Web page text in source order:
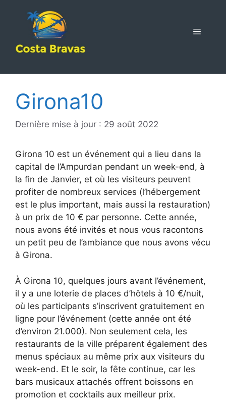
MENU
Girona10
Dernière mise à jour : 29 août 2022
Girona 10 est un événement qui a lieu dans la
capital de l’Ampurdan pendant un week-end, à
la fin de Janvier, et où les visiteurs peuvent
profiter de nombreux services (l’hébergement
est le plus important, mais aussi la restauration)
à un prix de 10 € par personne. Cette année,
nous avons été invités et nous vous racontons
un petit peu de l’ambiance que nous avons vécu
à Girona.
À Girona 10, quelques jours avant l’événement,
il y a une loterie de places d’hôtels à 10 €/nuit,
où les participants s’inscrivent gratuitement en
ligne pour l’événement (cette année ont été
d’environ 21.000). Non seulement cela, les
restaurants de la ville préparent également des
menus spéciaux au même prix aux visiteurs du
week-end. Et le soir, la fête continue, car les
bars musicaux attachés offrent boissons en
promotion et cocktails aux meilleur prix.